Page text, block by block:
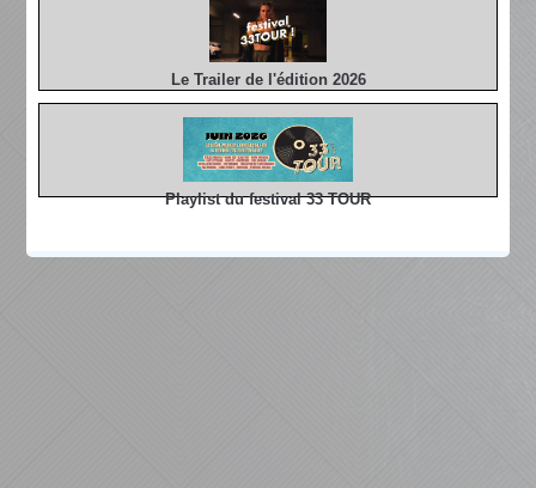
Le Trailer de l'édition 2026
Playlist du festival 33 TOUR